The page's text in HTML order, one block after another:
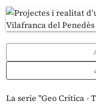
La serie "Geo Crítica -